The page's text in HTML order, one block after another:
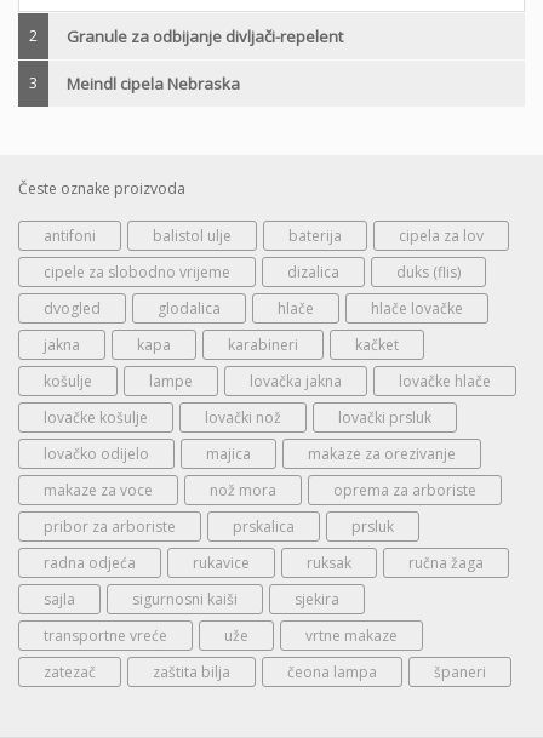
2 Granule za odbijanje divljači-repelent
3 Meindl cipela Nebraska
Česte oznake proizvoda
antifoni balistol ulje baterija
cipela za lov
cipele za slobodno vrijeme
dizalica
duks (flis)
dvogled
glodalica hlače
hlače lovačke
jakna
kapa karabineri
kačket
košulje
lampe lovačka jakna
lovačke hlače
lovačke košulje
lovački nož
lovački prsluk
lovačko odijelo
majica
makaze za orezivanje
makaze za voce
nož mora
oprema za arboriste
pribor za arboriste
prskalica
prsluk
radna odjeća
rukavice ruksak
ručna žaga
sajla
sigurnosni kaiši
sjekira
transportne vreće
uže
vrtne makaze
zatezač
zaštita bilja čeona lampa španeri